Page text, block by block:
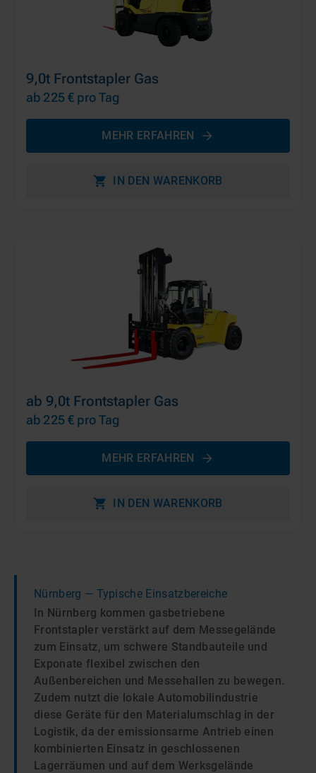
9,0t Frontstapler Gas
ab 225 € pro Tag
MEHR ERFAHREN
IN DEN WARENKORB
ab 9,0t Frontstapler Gas
ab 225 € pro Tag
MEHR ERFAHREN
IN DEN WARENKORB
Nürnberg — Typische Einsatzbereiche
In Nürnberg kommen gasbetriebene
Frontstapler verstärkt auf dem Messegelände
zum Einsatz, um schwere Standbauteile und
Exponate flexibel zwischen den
Außenbereichen und Messehallen zu bewegen.
Zudem nutzt die lokale Automobilindustrie
diese Geräte für den Materialumschlag in der
Logistik, da der emissionsarme Antrieb einen
kombinierten Einsatz in geschlossenen
Lagerräumen und auf dem Werksgelände